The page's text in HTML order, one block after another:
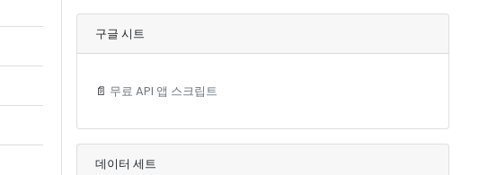
구글 시트
📄 무료 API 앱 스크립트
데이터 세트